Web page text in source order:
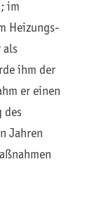
im
Heizungs-
als
ihm der
er einen
des
Jahren